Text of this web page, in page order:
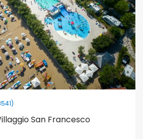
San Francesco